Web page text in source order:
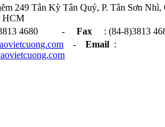
249 Tân Kỳ Tân Quý, P. Tân Sơn Nhì,
HCM
3813 4680 - Fax
: (84-8)3813
- Email :